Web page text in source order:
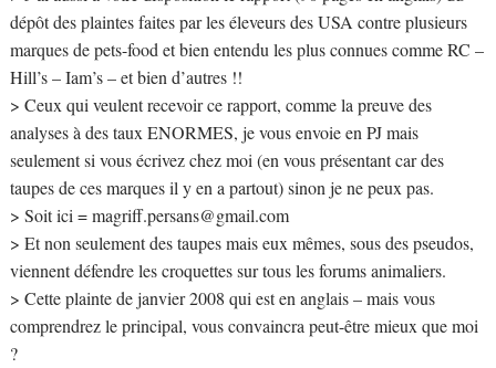
dépôt des plaintes faites par les éleveurs des USA contre plusieurs
marques de pets-food et bien entendu les plus connues comme RC –
Hill’s – Iam’s – et bien d’autres !!
> Ceux qui veulent recevoir ce rapport, comme la preuve des
analyses à des taux ENORMES, je vous envoie en PJ mais
seulement si vous écrivez chez moi (en vous présentant car des
taupes de ces marques il y en a partout) sinon je ne peux pas.
> Soit ici =magriff.persans@gmail.com
> Et non seulement des taupes mais eux mêmes, sous des pseudos,
viennent défendre les croquettes sur tous les forums animaliers.
> Cette plainte de janvier 2008 qui est en anglais – mais vous
comprendrez le principal, vous convaincra peut-être mieux que moi
?